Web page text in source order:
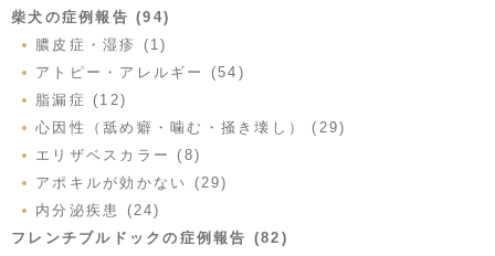
柴犬の症例報告 (94)
膿皮症・湿疹 (1)
アトピー・アレルギー (54)
脂漏症 (12)
心因性（舐め癖・噛む・掻き壊し） (29)
エリザベスカラー (8)
アポキルが効かない (29)
内分泌疾患 (24)
フレンチブルドックの症例報告 (82)